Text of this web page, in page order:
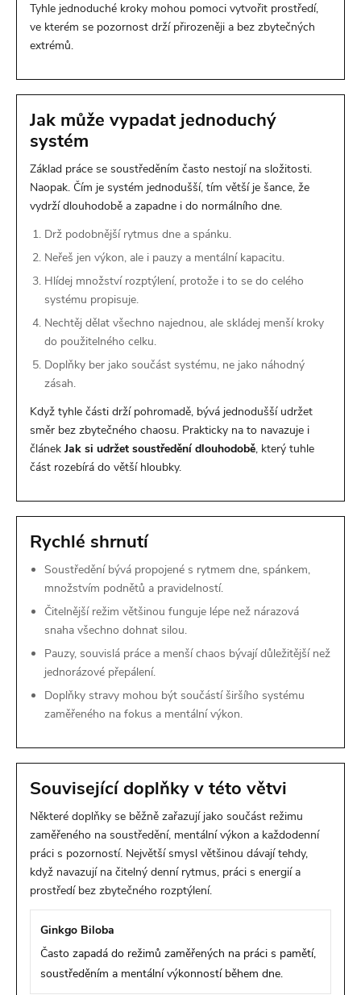
Tyhle jednoduché kroky mohou pomoci vytvořit prostředí,
ve kterém se pozornost drží přirozeněji a bez zbytečných
extrémů.
Jak může vypadat jednoduchý
systém
Základ práce se soustředěním často nestojí na složitosti.
Naopak. Čím je systém jednodušší, tím větší je šance, že
vydrží dlouhodobě a zapadne i do normálního dne.
Drž podobnější rytmus dne a spánku.
Neřeš jen výkon, ale i pauzy a mentální kapacitu.
Hlídej množství rozptýlení, protože i to se do celého
systému propisuje.
Nechtěj dělat všechno najednou, ale skládej menší kroky
do použitelného celku.
Doplňky ber jako součást systému, ne jako náhodný
zásah.
Když tyhle části drží pohromadě, bývá jednodušší udržet
směr bez zbytečného chaosu. Prakticky na to navazuje i
článek Jak si udržet soustředění dlouhodobě, který tuhle
část rozebírá do větší hloubky.
Rychlé shrnutí
Soustředění bývá propojené s rytmem dne, spánkem,
množstvím podnětů a pravidelností.
Čitelnější režim většinou funguje lépe než nárazová
snaha všechno dohnat silou.
Pauzy, souvislá práce a menší chaos bývají důležitější než
jednorázové přepálení.
Doplňky stravy mohou být součástí širšího systému
zaměřeného na fokus a mentální výkon.
Související doplňky v této větvi
Některé doplňky se běžně zařazují jako součást režimu
zaměřeného na soustředění, mentální výkon a každodenní
práci s pozorností. Největší smysl většinou dávají tehdy,
když navazují na čitelný denní rytmus, práci s energií a
prostředí bez zbytečného rozptýlení.
Ginkgo Biloba
Často zapadá do režimů zaměřených na práci s pamětí,
soustředěním a mentální výkonností během dne.